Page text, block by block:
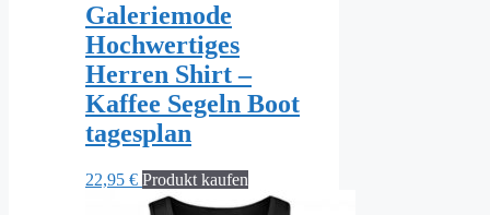
Galeriemode
Hochwertiges
Herren Shirt –
Kaffee Segeln Boot
tagesplan
22,95 € Produkt kaufen